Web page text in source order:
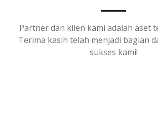
Partner dan klien kami adalah aset
Terima kasih telah menjadi bagian
sukses kami!